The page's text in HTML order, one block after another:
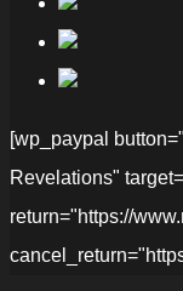
[wp_paypal
Revelations"
return="https://